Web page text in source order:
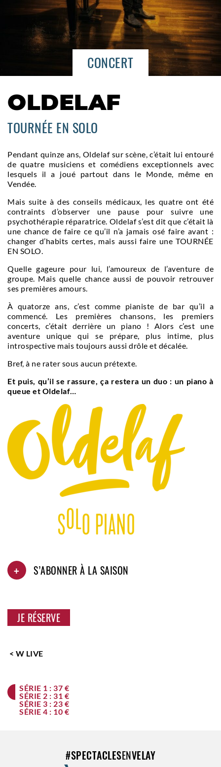
CONCERT
OLDELAF
TOURNÉE EN SOLO
Pendant quinze ans, Oldelaf sur scène, c’était lui entouré
de quatre musiciens et comédiens exceptionnels avec
lesquels il a joué partout dans le Monde, même en
Vendée.
Mais suite à des conseils médicaux, les quatre ont été
contraints d’observer une pause pour suivre une
psychothérapie réparatrice. Oldelaf s’est dit que c’était là
une chance de faire ce qu’il n’a jamais osé faire avant :
changer d’habits certes, mais aussi faire une TOURNÉE
EN SOLO.
Quelle gageure pour lui, l’amoureux de l’aventure de
groupe. Mais quelle chance aussi de pouvoir retrouver
ses premières amours.
À quatorze ans, c’est comme pianiste de bar qu’il a
commencé. Les premières chansons, les premiers
concerts, c’était derrière un piano ! Alors c’est une
aventure unique qui se prépare, plus intime, plus
introspective mais toujours aussi drôle et décalée.
Bref, à ne rater sous aucun prétexte.
Et puis, qu’il se rassure, ça restera un duo : un piano à
queue et Oldelaf…
+ S’ABONNER À LA SAISON
JE RÉSERVE
< W LIVE
SÉRIE 1 : 37 €
SÉRIE 2 : 31 €
SÉRIE 3 : 23 €
SÉRIE 4 : 10 €
#SPECTACLESENVELAY